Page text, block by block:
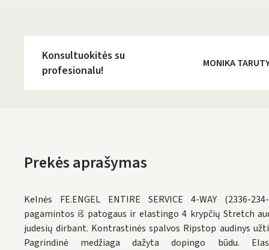
Konsultuokitės su
profesionalu!
MONIKA
Prekės aprašymas
Kelnės FE.ENGEL ENTIRE SERVICE 4-WAY (2336-
pagamintos iš patogaus ir elastingo 4 krypčių Stretch
judesių dirbant. Kontrastinės spalvos Ripstop audinys
Pagrindinė medžiaga dažyta dopingo būdu.